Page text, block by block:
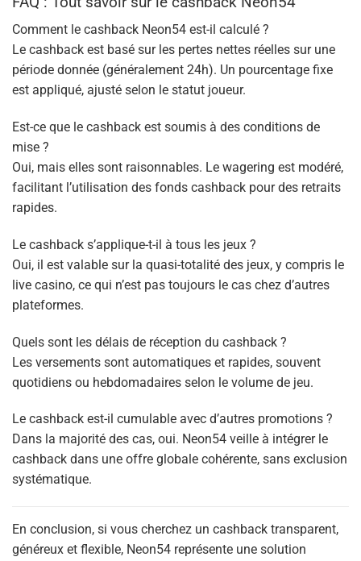
Comment le cashback Neon54 est-il calculé ?
Le cashback est basé sur les pertes nettes réelles sur une
période donnée (généralement 24h). Un pourcentage fixe
est appliqué, ajusté selon le statut joueur.
Est-ce que le cashback est soumis à des conditions de
mise ?
Oui, mais elles sont raisonnables. Le wagering est modéré,
facilitant l’utilisation des fonds cashback pour des retraits
rapides.
Le cashback s’applique-t-il à tous les jeux ?
Oui, il est valable sur la quasi-totalité des jeux, y compris le
live casino, ce qui n’est pas toujours le cas chez d’autres
plateformes.
Quels sont les délais de réception du cashback ?
Les versements sont automatiques et rapides, souvent
quotidiens ou hebdomadaires selon le volume de jeu.
Le cashback est-il cumulable avec d’autres promotions ?
Dans la majorité des cas, oui. Neon54 veille à intégrer le
cashback dans une offre globale cohérente, sans exclusion
systématique.
En conclusion, si vous cherchez un cashback transparent,
généreux et flexible, Neon54 représente une solution